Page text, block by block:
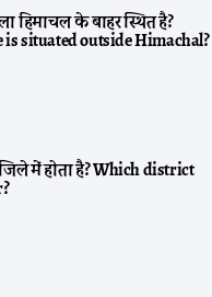
हिमाचल के बाहर स्थित है?
situated outside Himachal?
में होता है? Which district